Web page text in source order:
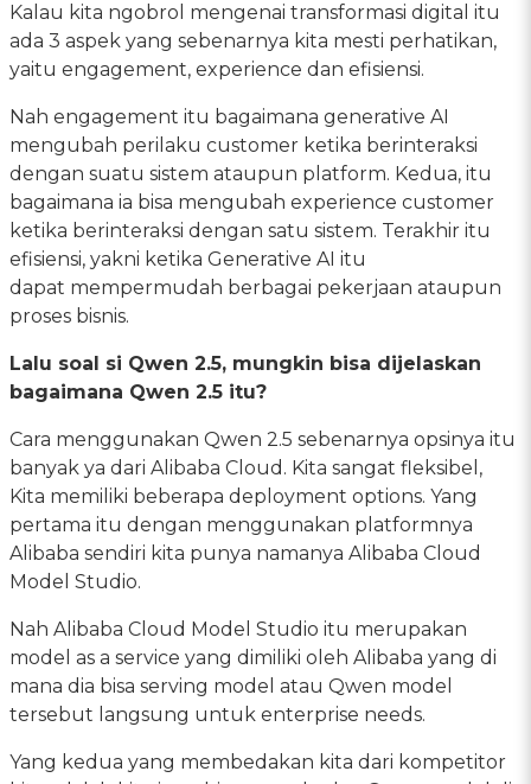
Kalau kita ngobrol mengenai transformasi digital itu
ada 3 aspek yang sebenarnya kita mesti perhatikan,
yaitu engagement, experience dan efisiensi.
Nah engagement itu bagaimana generative AI
mengubah perilaku customer ketika berinteraksi
dengan suatu sistem ataupun platform. Kedua, itu
bagaimana ia bisa mengubah experience customer
ketika berinteraksi dengan satu sistem. Terakhir itu
efisiensi, yakni ketika Generative AI itu
dapat mempermudah berbagai pekerjaan ataupun
proses bisnis.
Lalu soal si Qwen 2.5, mungkin bisa dijelaskan
bagaimana Qwen 2.5 itu?
Cara menggunakan Qwen 2.5 sebenarnya opsinya itu
banyak ya dari Alibaba Cloud. Kita sangat fleksibel,
Kita memiliki beberapa deployment options. Yang
pertama itu dengan menggunakan platformnya
Alibaba sendiri kita punya namanya Alibaba Cloud
Model Studio.
Nah Alibaba Cloud Model Studio itu merupakan
model as a service yang dimiliki oleh Alibaba yang di
mana dia bisa serving model atau Qwen model
tersebut langsung untuk enterprise needs.
Yang kedua yang membedakan kita dari kompetitor